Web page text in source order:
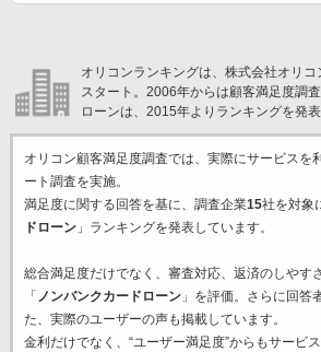
オリコンランキングは、株式会社オリ
スタート。2006年からは顧客満足度調
ローンは、2015年よりランキングを発表
オリコン顧客満足度調査では、実際にサービスを
ート調査を実施。
満足度に関する回答を基に、調査企業15社を対象
ドローン」ランキングを発表しています。
総合満足度だけでなく、審査対応、返済のしやす
「 ノンバンクカードローン」を評価。さらに回答
た、実際のユーザーの声も掲載しています。
金利だけでなく、“ユーザー満足度”からもサービ